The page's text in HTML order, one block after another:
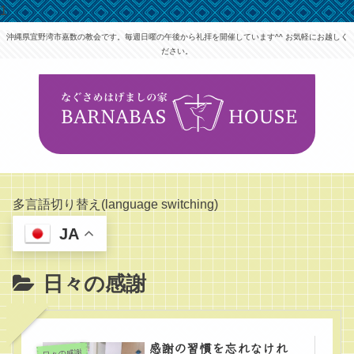
1
沖縄県宜野湾市嘉数の教会です。毎週日曜の午後から礼拝を開催しています^^ お気軽にお越しく
ださい。
多言語切り替え(language switching)
JA
日々の感謝
感謝の習慣を忘れなけれ